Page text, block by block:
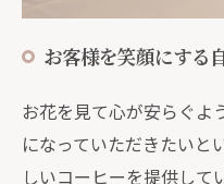
お客様を笑顔にする
お花を見て心が安らぐよ
になっていただきたいと
しいコーヒーを提供して